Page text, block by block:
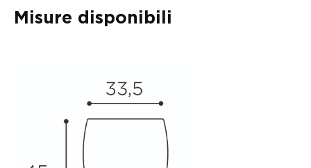
Misure disponibili